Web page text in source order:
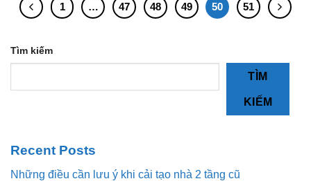
1 … 47 48 49 50 51
Tìm kiếm
TÌM
KIẾM
Recent Posts
Những điều cần lưu ý khi cải tạo nhà 2 tầng cũ